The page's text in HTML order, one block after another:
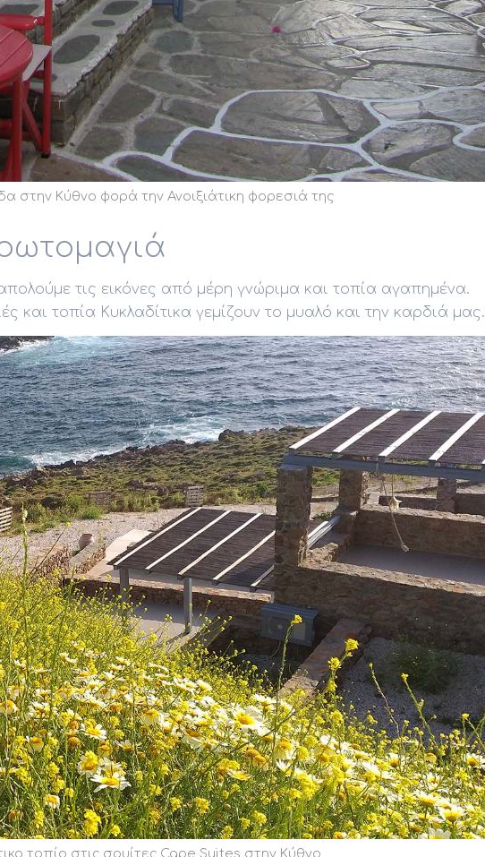
στην Κύθνο φορά την Ανοιξιάτικη φορεσιά της
τις εικόνες από μέρη γνώριμα και τοπία αγαπημένα.
και τοπία Κυκλαδίτικα γεμίζουν το μυαλό και την καρδιά μας.
τοπίο στις σουίτες Cape Suites στην Κύθνο